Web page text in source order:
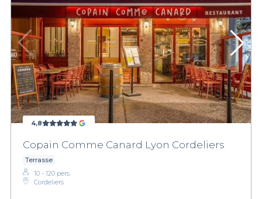
4,8
Copain Comme Canard Lyon Cordeliers
Terrasse
10 - 120 pers.
Cordeliers